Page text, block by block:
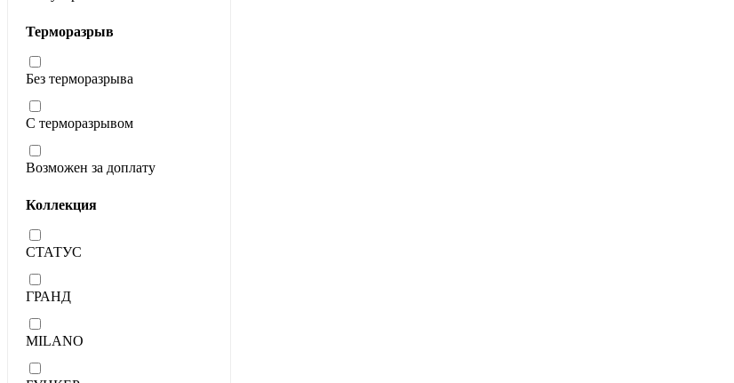
Терморазрыв
Без терморазрыва
С терморазрывом
Возможен за доплату
Коллекция
СТАТУС
ГРАНД
MILANO